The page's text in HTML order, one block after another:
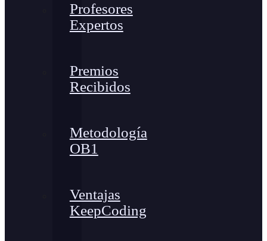
Profesores
Expertos
Premios
Recibidos
Metodología
OB1
Ventajas
KeepCoding